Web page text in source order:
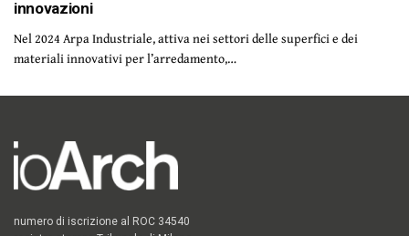
innovazioni
Nel 2024 Arpa Industriale, attiva nei settori delle superfici e dei
materiali innovativi per l’arredamento,…
numero di iscrizione al ROC 34540